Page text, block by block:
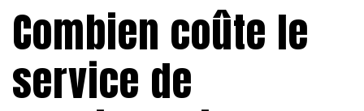
Combien coûte le
service de